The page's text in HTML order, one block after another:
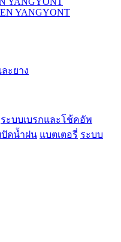
ะยาง
ระบบเบรกและโช้คอัพ
ปัดน้ำฝน แบตเตอรี่ ระบบ